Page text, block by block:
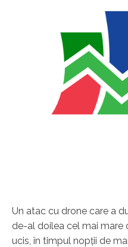
Un atac cu drone care a
de-al doilea cel mai mare
ucis, în timpul nopţii de